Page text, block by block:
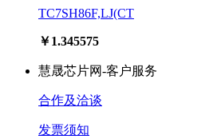
TC7SH86F,LJ(CT
￥1.345575
慧晟芯片网-客户服务
合作及洽谈
发票须知